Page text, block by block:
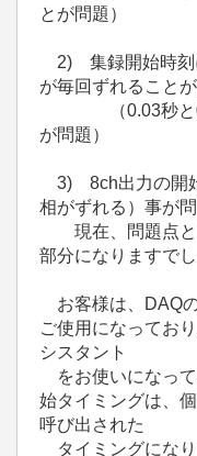
とが問題）
2) 集録開始時刻
が毎回ずれること
（0.03秒と
が問題）
3) 8ch出力の開
相がずれる）事が
現在、問題点と
部分になりますで
お客様は、DAQ
ご使用になってお
シスタント
をお使いになっ
始タイミングは、
呼び出された
タイミングになり